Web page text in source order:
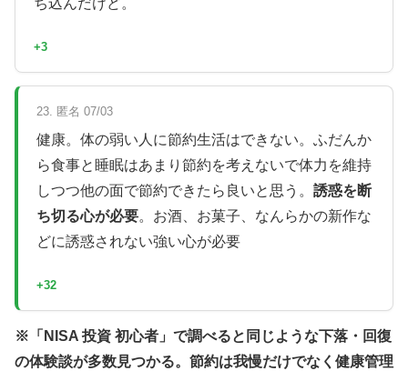
+3
23. 匿名 07/03
健康。体の弱い人に節約生活はできない。ふだんか
ら食事と睡眠はあまり節約を考えないで体力を維持
しつつ他の面で節約できたら良いと思う。 誘惑を断
ち切る心が必要。お酒、お菓子、なんらかの新作な
どに誘惑されない強い心が必要
+32
※「NISA 投資 初心者」で調べると同じような下落・回復
の体験談が多数見つかる。節約は我慢だけでなく健康管理